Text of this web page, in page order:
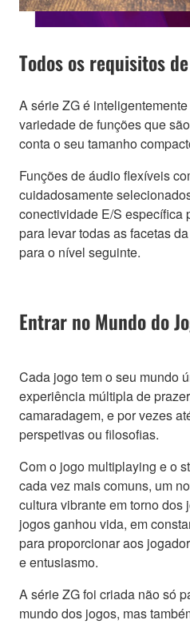
Todos os requisitos
A série ZG é
variedade de funções que
conta o seu tamanho
Funções de áudio flexíveis
cuidadosamente
conectividade E/S específica
para levar todas as facetas
para o nível seguinte.
Entrar no Mundo do
Cada jogo tem o seu mundo
experiência múltipla de
camaradagem, e por vezes
perspetivas ou filosofias.
Com o jogo multiplaying e o
cada vez mais comuns, um
cultura vibrante em torno dos
jogos ganhou vida, em
para proporcionar aos
e entusiasmo.
A série ZG foi criada não só
mundo dos jogos, mas